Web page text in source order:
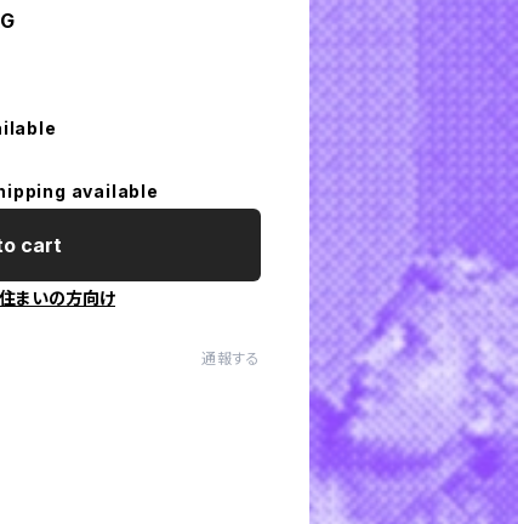
available
cart
まいの方向け
通報する